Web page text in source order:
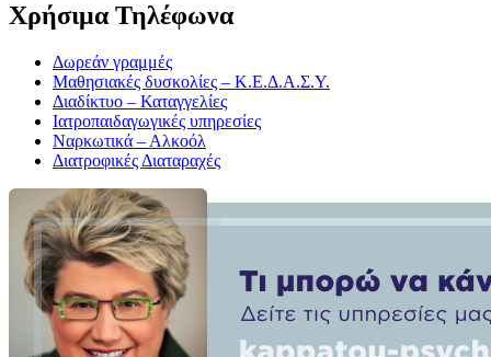
Χρήσιμα Τηλέφωνα
Δωρεάν γραμμές
Μαθησιακές δυσκολίες – Κ.Ε.Δ.Α.Σ.Υ.
Διαδίκτυο – Καταγγελίες
Ιατροπαιδαγωγικές υπηρεσίες
Ναρκωτικά – Αλκοόλ
Διατροφικές Διαταραχές